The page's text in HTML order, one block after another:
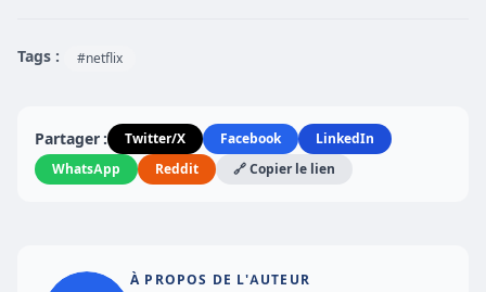
Tags : #netflix
Partager : Twitter/X Facebook
LinkedIn
WhatsApp
Reddit 🔗 Copier le lien
À PROPOS DE L'AUTEUR